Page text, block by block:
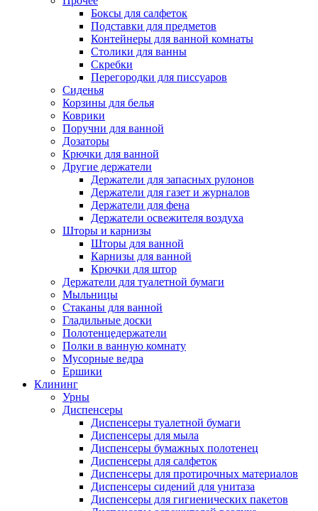
Боксы для салфеток
Подставки для предметов
Контейнеры для ванной комнаты
Столики для ванны
Скребки
Перегородки для писсуаров
Сиденья
Корзины для белья
Коврики
Поручни для ванной
Дозаторы
Крючки для ванной
Другие держатели
Держатели для запасных рулонов
Держатели для газет и журналов
Держатели для фена
Держатели освежителя воздуха
Шторы и карнизы
Шторы для ванной
Карнизы для ванной
Крючки для штор
Держатели для туалетной бумаги
Мыльницы
Стаканы для ванной
Гладильные доски
Полотенцедержатели
Полки в ванную комнату
Мусорные ведра
Ершики
Клининг
Урны
Диспенсеры
Диспенсеры туалетной бумаги
Диспенсеры для мыла
Диспенсеры бумажных полотенец
Диспенсеры для салфеток
Диспенсеры для протирочных материалов
Диспенсеры сидений для унитаза
Диспенсеры для гигиенических пакетов